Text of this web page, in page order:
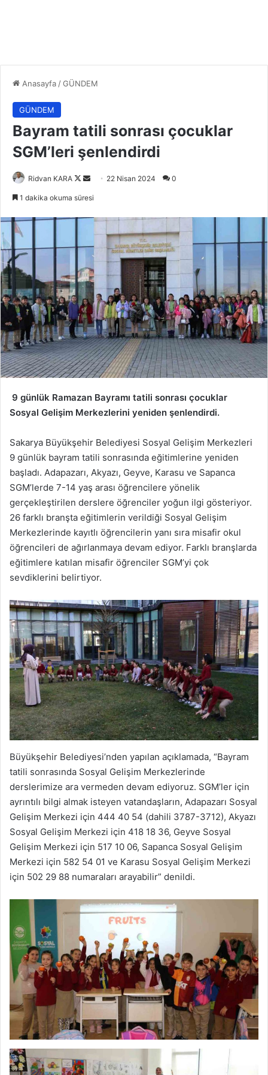
Anasayfa /GÜNDEM
GÜNDEM
Bayram tatili sonrası çocuklar
SGM’leri şenlendirdi
Ridvan KARA
Follow
Bir
göndermek
22 Nisan 2024 0
1 dakika okuma süresi
9 günlük Ramazan Bayramı tatili sonrası çocuklar
Sosyal Gelişim Merkezlerini yeniden şenlendirdi.
Sakarya Büyükşehir Belediyesi Sosyal Gelişim Merkezleri
9 günlük bayram tatili sonrasında eğitimlerine yeniden
başladı. Adapazarı, Akyazı, Geyve, Karasu ve Sapanca
SGM’lerde 7-14 yaş arası öğrencilere yönelik
gerçekleştirilen derslere öğrenciler yoğun ilgi gösteriyor.
26 farklı branşta eğitimlerin verildiği Sosyal Gelişim
Merkezlerinde kayıtlı öğrencilerin yanı sıra misafir okul
öğrencileri de ağırlanmaya devam ediyor. Farklı branşlarda
eğitimlere katılan misafir öğrenciler SGM’yi çok
sevdiklerini belirtiyor.
Büyükşehir Belediyesi’nden yapılan açıklamada, “Bayram
tatili sonrasında Sosyal Gelişim Merkezlerinde
derslerimize ara vermeden devam ediyoruz. SGM’ler için
ayrıntılı bilgi almak isteyen vatandaşların, Adapazarı Sosyal
Gelişim Merkezi için 444 40 54 (dahili 3787-3712), Akyazı
Sosyal Gelişim Merkezi için 418 18 36, Geyve Sosyal
Gelişim Merkezi için 517 10 06, Sapanca Sosyal Gelişim
Merkezi için 582 54 01 ve Karasu Sosyal Gelişim Merkezi
için 502 29 88 numaraları arayabilir” denildi.